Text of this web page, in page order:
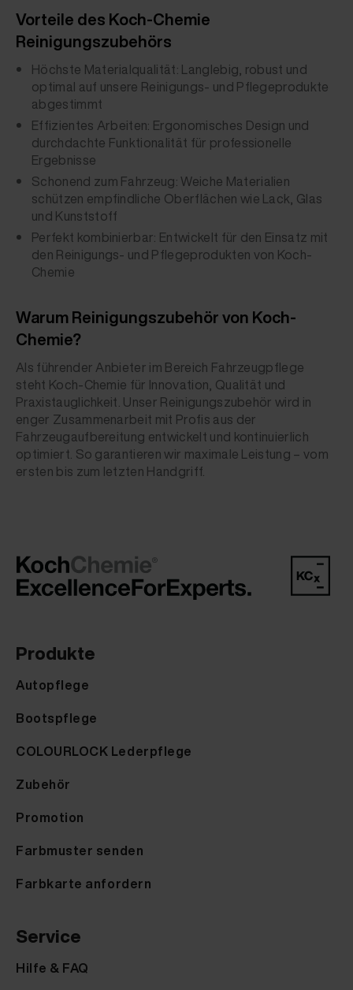
Vorteile des Koch-Chemie
Reinigungszubehörs
Höchste Materialqualität: Langlebig, robust und
optimal auf unsere Reinigungs- und Pflegeprodukte
abgestimmt
Effizientes Arbeiten: Ergonomisches Design und
durchdachte Funktionalität für professionelle
Ergebnisse
Schonend zum Fahrzeug: Weiche Materialien
schützen empfindliche Oberflächen wie Lack, Glas
und Kunststoff
Perfekt kombinierbar: Entwickelt für den Einsatz mit
den Reinigungs- und Pflegeprodukten von Koch-
Chemie
Warum Reinigungszubehör von Koch-
Chemie?
Als führender Anbieter im Bereich Fahrzeugpflege
steht Koch-Chemie für Innovation, Qualität und
Praxistauglichkeit. Unser Reinigungszubehör wird in
enger Zusammenarbeit mit Profis aus der
Fahrzeugaufbereitung entwickelt und kontinuierlich
optimiert. So garantieren wir maximale Leistung – vom
ersten bis zum letzten Handgriff.
Produkte
Autopflege
Bootspflege
COLOURLOCK Lederpflege
Zubehör
Promotion
Farbmuster senden
Farbkarte anfordern
Service
Hilfe & FAQ